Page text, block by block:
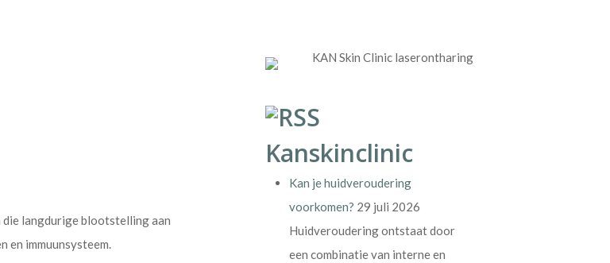
die langdurige blootstelling aan
en immuunsysteem.
Kanskinclinic
Kan je huidveroudering
voorkomen? 29 juli 2026
Huidveroudering ontstaat door
een combinatie van interne en